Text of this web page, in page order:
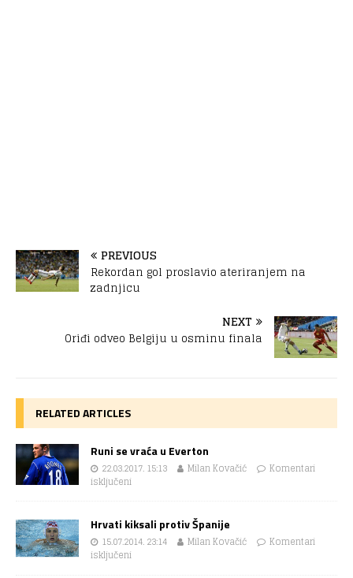
PREVIOUS
Rekordan gol proslavio ateriranjem na
zadnjicu
NEXT
Oriđi odveo Belgiju u osminu finala
RELATED ARTICLES
Runi se vraća u Everton
22.03.2017. 15:13 Milan Kovačić
Komentari
isključeni
Hrvati kiksali protiv Španije
15.07.2014. 23:14 Milan Kovačić
Komentari
isključeni